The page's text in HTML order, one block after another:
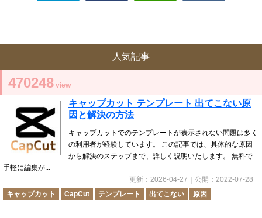
人気記事
470248 view
キャップカット テンプレート 出てこない原
因と解決の方法
キャップカットでのテンプレートが表示されない問題は多く
の利用者が経験しています。 この記事では、具体的な原因
から解決のステップまで、詳しく説明いたします。 無料で
手軽に編集が...
更新： 2026-04-27 ｜公開： 2022-07-28
キャップカット
CapCut テンプレート 出てこない 原因